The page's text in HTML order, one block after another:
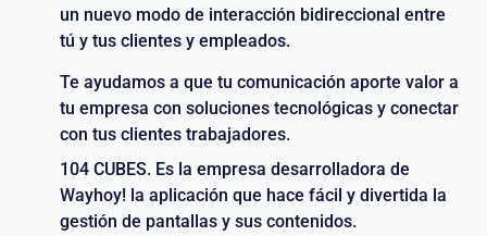
un nuevo modo de interacción bidireccional entre
tú y tus clientes y empleados.
Te ayudamos a que tu comunicación aporte valor a
tu empresa con soluciones tecnológicas y conectar
con tus clientes trabajadores.
104 CUBES. Es la empresa desarrolladora de
Wayhoy! la aplicación que hace fácil y divertida la
gestión de pantallas y sus contenidos.